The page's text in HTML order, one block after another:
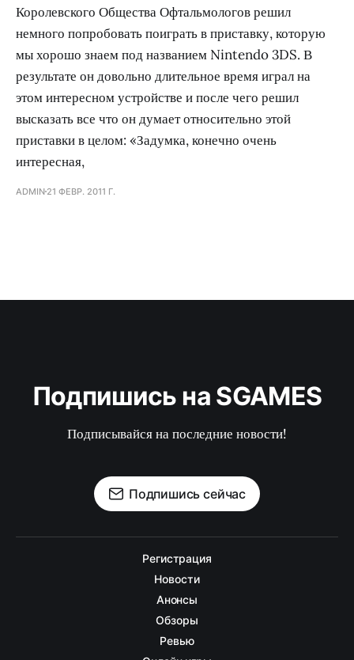
Королевского Общества Офтальмологов решил
немного попробовать поиграть в приставку, которую
мы хорошо знаем под названием Nintendo 3DS. В
результате он довольно длительное время играл на
этом интересном устройстве и после чего решил
высказать все что он думает относительно этой
приставки в целом: «Задумка, конечно очень
интересная,
ADMIN 21 ФЕВР. 2011 Г.
Подпишись на SGAMES
Подписывайся на последние новости!
Подпишись сейчас
Регистрация
Новости
Анонсы
Обзоры
Ревью